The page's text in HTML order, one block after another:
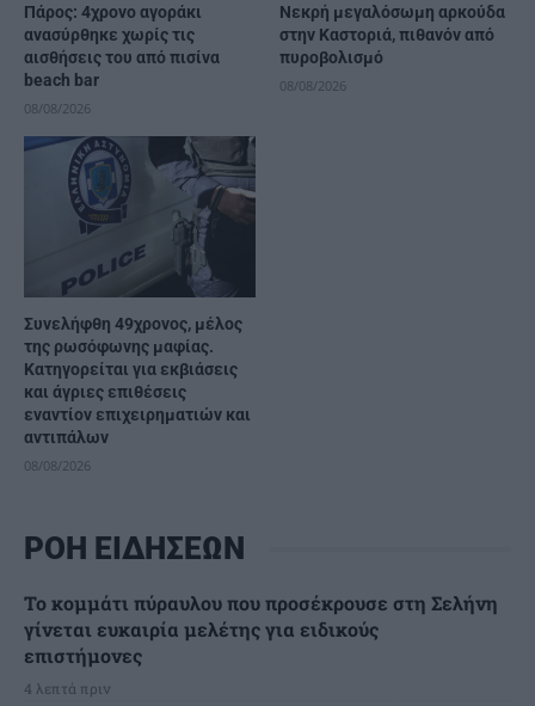
Πάρος: 4χρονο αγοράκι
ανασύρθηκε χωρίς τις
αισθήσεις του από πισίνα
beach bar
08/08/2026
Νεκρή μεγαλόσωμη αρκούδα
στην Καστοριά, πιθανόν από
πυροβολισμό
08/08/2026
Συνελήφθη 49χρονος, μέλος
της ρωσόφωνης μαφίας.
Κατηγορείται για εκβιάσεις
και άγριες επιθέσεις
εναντίον επιχειρηματιών και
αντιπάλων
08/08/2026
ΡΟΗ ΕΙΔΗΣΕΩΝ
Το κομμάτι πύραυλου που προσέκρουσε στη Σελήνη
γίνεται ευκαιρία μελέτης για ειδικούς
επιστήμονες
4 λεπτά πριν